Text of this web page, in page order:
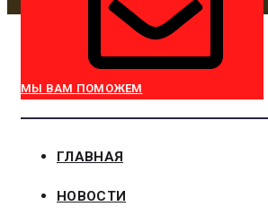
МЫ ВАМ ПОМОЖЕМ
ГЛАВНАЯ
НОВОСТИ